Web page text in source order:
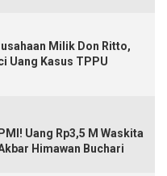
Milik Don Ritto,
Uang Kasus TPPU
Uang Rp3,5 M Waskita
Himawan Buchari